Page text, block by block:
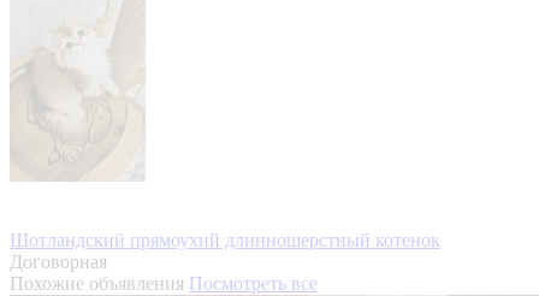
Шотландский прямоухий длинношерстный котенок
Договорная
Похожие объявления Посмотреть все